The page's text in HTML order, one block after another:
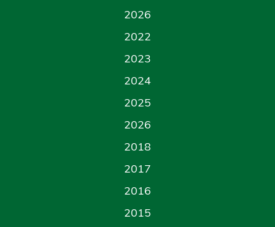
2026
2022
2023
2024
2025
2026
2018
2017
2016
2015